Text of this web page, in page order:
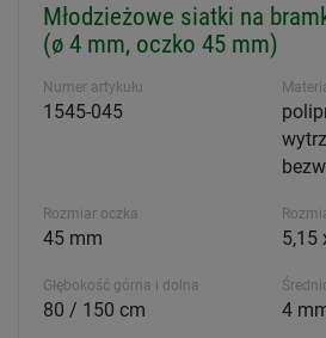
Młodzieżowe siatki na
(ø 4 mm, oczko 45 mm)
Numer artykułu
1545-045
Rozmiar oczka
45 mm 5,15
Głębokość górna i dolna
80 / 150 cm 4